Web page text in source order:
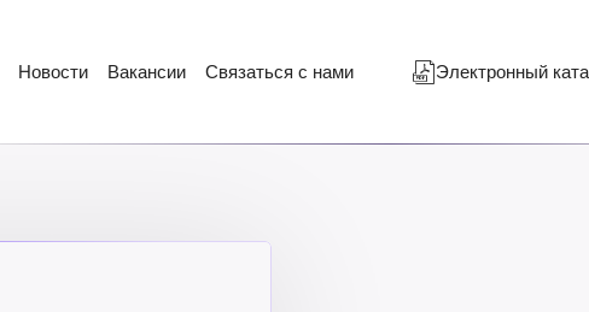
Новости Вакансии Связаться с нами Электронный